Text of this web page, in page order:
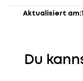
Aktualisiert am:
Du